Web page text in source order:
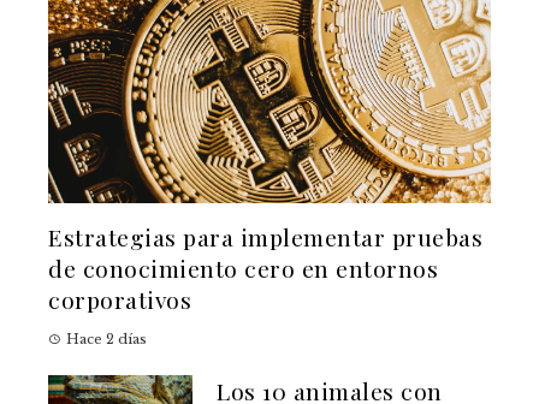
Estrategias para implementar pruebas
de conocimiento cero en entornos
corporativos
Hace 2 días
Los 10 animales con